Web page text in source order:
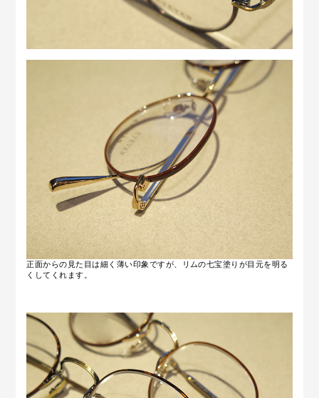
正面からの見た目は細く薄い印象ですが、リムの七宝塗りが目元を明る
くしてくれます。